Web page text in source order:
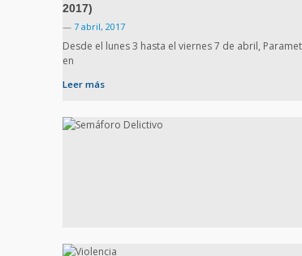
2017)
— 7 abril, 2017
Desde el lunes 3 hasta el viernes 7 de abril,
en
Leer más